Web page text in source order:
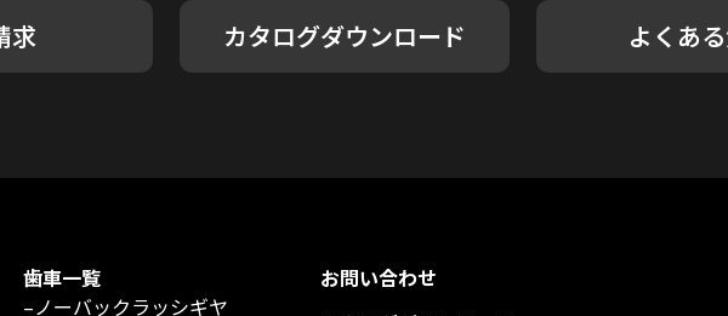
求 カタログダウンロード よくあ
歯車一覧
–ノーバックラッシギヤ
お問い合わせ